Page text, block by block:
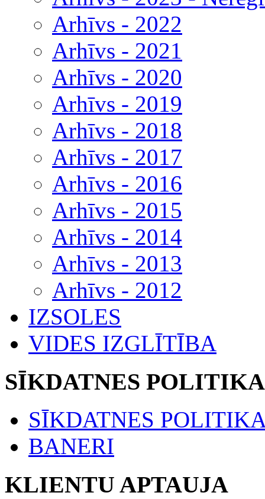
Arhīvs - 2022
Arhīvs - 2021
Arhīvs - 2020
Arhīvs - 2019
Arhīvs - 2018
Arhīvs - 2017
Arhīvs - 2016
Arhīvs - 2015
Arhīvs - 2014
Arhīvs - 2013
Arhīvs - 2012
IZSOLES
VIDES IZGLĪTĪBA
SĪKDATNES
SĪKDATNES
BANERI
KLIENTU APTAUJA